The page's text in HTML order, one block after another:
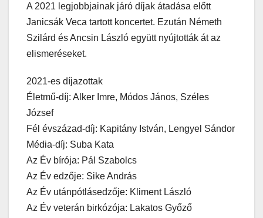
A 2021 legjobbjainak járó díjak átadása előtt
Janicsák Veca tartott koncertet. Ezután Németh
Szilárd és Ancsin László együtt nyújtották át az
elismeréseket.
2021-es díjazottak
Életmű-díj: Alker Imre, Módos János, Széles
József
Fél évszázad-díj: Kapitány István, Lengyel Sándor
Média-díj: Suba Kata
Az Év bírója: Pál Szabolcs
Az Év edzője: Sike András
Az Év utánpótlásedzője: Kliment László
Az Év veterán birkózója: Lakatos Győző